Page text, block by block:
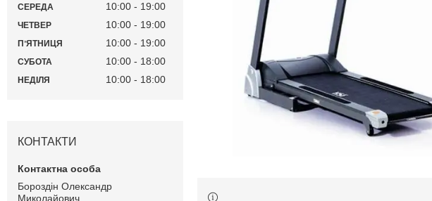
СЕРЕДА 10:00 19:00
ЧЕТВЕР 10:00 19:00
ПʼЯТНИЦЯ 10:00 19:00
СУБОТА 10:00 18:00
НЕДІЛЯ 10:00 18:00
КОНТАКТИ
Бороздін Олександр
Миколайович